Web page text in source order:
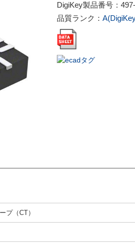
DigiKey製品番号：
品質ランク：
プ（CT）